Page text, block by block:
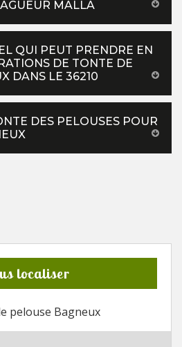
MALLA
QUI PEUT PRENDRE EN
DE TONTE DE
DANS LE 36210
DES PELOUSES POUR
localiser
pelouse Bagneux